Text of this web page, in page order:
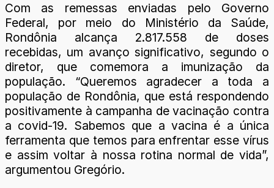
Com as remessas enviadas pelo Governo
Federal, por meio do Ministério da Saúde,
Rondônia alcança 2.817.558 de doses
recebidas, um avanço significativo, segundo o
diretor, que comemora a imunização da
população. “Queremos agradecer a toda a
população de Rondônia, que está respondendo
positivamente à campanha de vacinação contra
a covid-19. Sabemos que a vacina é a única
ferramenta que temos para enfrentar esse vírus
e assim voltar à nossa rotina normal de vida”,
argumentou Gregório.